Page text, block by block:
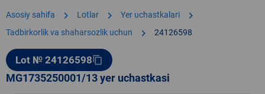
Asosiy sahifa chevron_right Lotlar chevron_right Yer uchastkalari chevron_right
Tadbirkorlik va shaharsozlik uchun chevron_right 24126598
Lot № 24126598content_copy
MG1735250001/13 yer uchastkasi